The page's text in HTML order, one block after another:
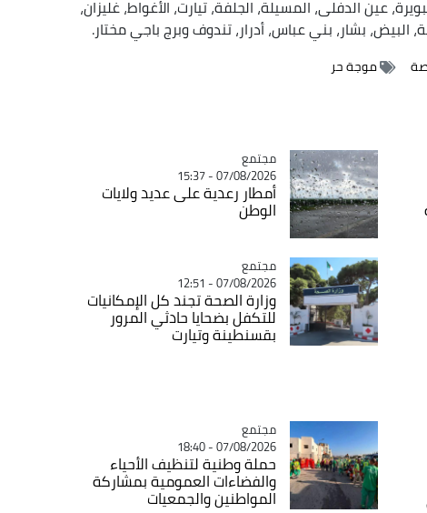
عين الدفلى، المسيلة، الجلفة، تيارت، الأغواط، غليزان،
بشار، بني عباس، أدرار، تندوف وبرج باجي مختار.
موجة حر
Catégorie
مجتمع
07/08/2026 - 15:37
أمطار رعدية على عديد ولايات
الوطن
Catégorie
مجتمع
07/08/2026 - 12:51
وزارة الصحة تجند كل الإمكانيات
للتكفل بضحايا حادثي المرور
بقسنطينة وتيارت
Catégorie
مجتمع
07/08/2026 - 18:40
حملة وطنية لتنظيف الأحياء
والفضاءات العمومية بمشاركة
المواطنين والجمعيات